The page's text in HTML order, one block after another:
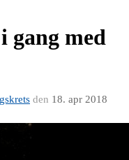
gang med
den 18. apr 2018